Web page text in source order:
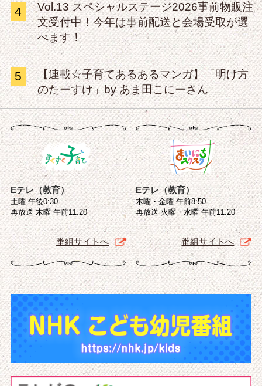
4
Vol.13 スペシャルステージ2026事前物販注
文受付中！今年は事前配送と会場受取が選
べます！
5
【連載☆子育てあるあるマンガ】「明け方
のたーすけ」by あま田こにーさん
Eテレ（教育）
土曜 午後0:30
再放送 木曜 午前11:20
番組サイトへ
Eテレ（教育）
木曜・金曜 午前8:50
再放送 火曜・水曜 午前11:20
番組サイトへ